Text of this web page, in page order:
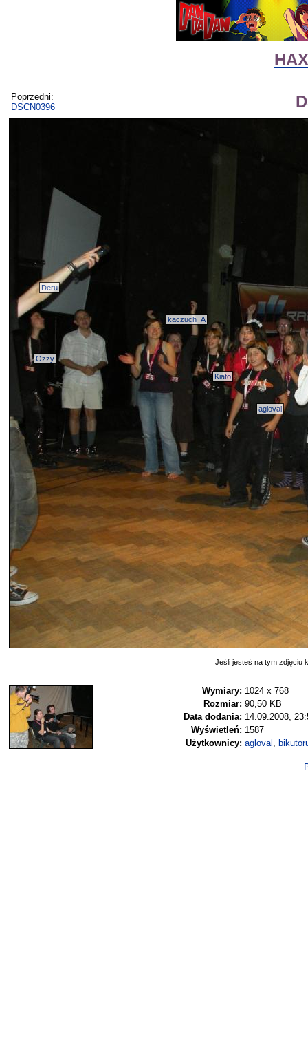
Poprzedni:
DSCN0396
agloval
Deru
kaczuch_A
Kiato
Ozzy
Jeśli jesteś na tym zdjęciu
Wymiary: 1024 x 768
Rozmiar: 90,50 KB
Data dodania: 14.09.2008,
Wyświetleń: 1587
Użytkownicy: agloval